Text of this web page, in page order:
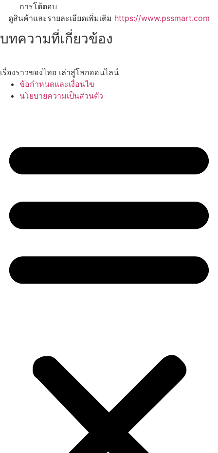
การโต้ตอบ
ดูสินค้าและรายละเอียดเพิ่มเติม https://www.pssmart.com
บทความที่เกี่ยวข้อง
เรื่องราวของไทย เล่าสู่โลกออนไลน์
ข้อกำหนดและเงื่อนไข
นโยบายความเป็นส่วนตัว